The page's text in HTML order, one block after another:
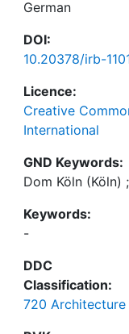
German
DOI:
10.20378/irb-
Licence:
Creative
International
GND Keywords:
Dom Köln (Köln) ;
Keywords:
-
DDC
Classification:
720 Architecture